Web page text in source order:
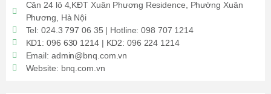
Căn 24 lô 4,KĐT Xuân Phương Residence, Phường Xuân
Phương, Hà Nội
Tel: 024.3 797 06 35 | Hotline: 098 707 1214
KD1: 096 630 1214 | KD2: 096 224 1214
Email: admin@bnq.com.vn
Website: bnq.com.vn